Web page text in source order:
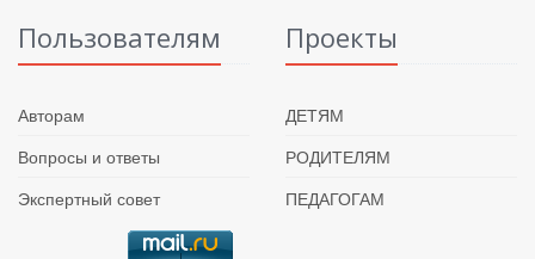
Пользователям
Авторам
Вопросы и ответы
Экспертный совет
Проекты
ДЕТЯМ
РОДИТЕЛЯМ
ПЕДАГОГАМ